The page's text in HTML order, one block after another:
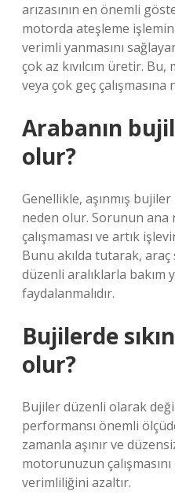
arızasının en önemli
motorda ateşleme
verimli yanmasını
çok az kıvılcım üretir.
veya çok geç çalışmasına
Arabanın
olur?
Genellikle, aşınmış
neden olur. Sorunun
çalışmaması ve artık
Bunu akılda tutarak,
düzenli aralıklarla bakım
faydalanmalıdır.
Bujilerde
olur?
Bujiler düzenli olarak
performansı önemli
zamanla aşınır ve
motorunuzun
verimliliğini azaltır.